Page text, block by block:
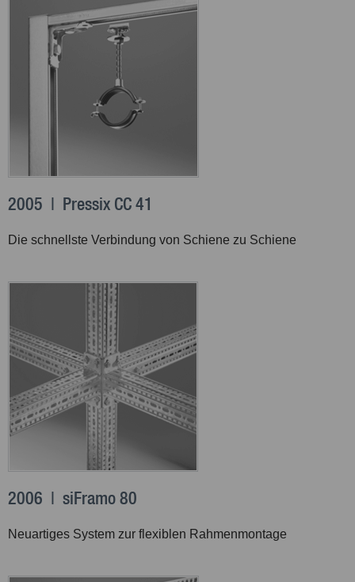
2005 | Pressix CC 41
Die schnellste Verbindung von Schiene zu Schiene
2006 | siFramo 80
Neuartiges System zur flexiblen Rahmenmontage